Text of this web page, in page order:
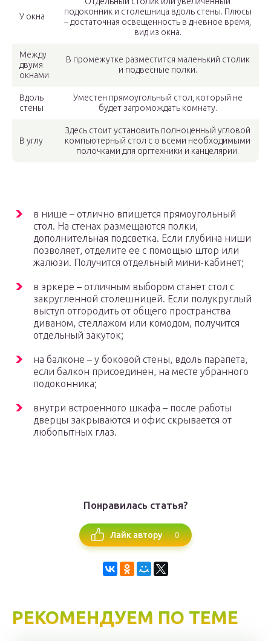
У окна
подоконник и столешница вдоль стены. Плюсы
– достаточная освещенность в дневное время,
вид из окна.
Между
двумя
окнами
В промежутке разместится маленький столик
и подвесные полки.
Вдоль
стены
Уместен прямоугольный стол, который не
будет загромождать комнату.
В углу
Здесь стоит установить полноценный угловой
компьютерный стол с о всеми необходимыми
полочками для оргтехники и канцелярии.
в нише – отлично впишется прямоугольный
стол. На стенах размещаются полки,
дополнительная подсветка. Если глубина ниши
позволяет, отделите ее с помощью штор или
жалюзи. Получится отдельный мини-кабинет;
в эркере – отличным выбором станет стол с
закругленной столешницей. Если полукруглый
выступ отгородить от общего пространства
диваном, стеллажом или комодом, получится
отдельный закуток;
на балконе – у боковой стены, вдоль парапета,
если балкон присоединен, на месте убранного
подоконника;
внутри встроенного шкафа – после работы
дверцы закрываются и офис скрывается от
любопытных глаз.
Понравилась статья?
Лайк автору 0
РЕКОМЕНДУЕМ ПО ТЕМЕ